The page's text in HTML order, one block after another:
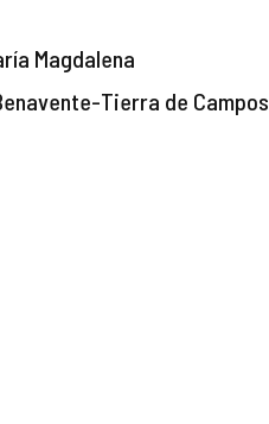
Magdalena
Tierra de Campos